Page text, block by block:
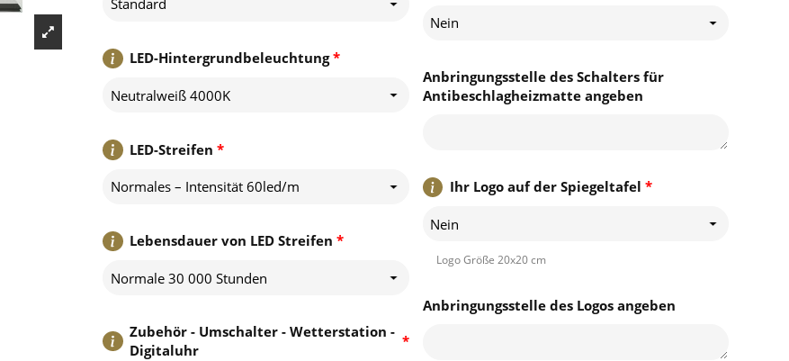
Standard
*
LED-Hintergrundbeleuchtung
Neutralweiß 4000K
*
LED-Streifen
Normales – Intensität 60led/m
*
Lebensdauer von LED Streifen
Normale 30 000 Stunden
*
Zubehör - Umschalter - Wetterstation -
Digitaluhr
Nein
Anbringungsstelle des Schalters für
Antibeschlagheizmatte angeben
*
Ihr Logo auf der Spiegeltafel
Nein
Logo Größe 20x20 cm
Anbringungsstelle des Logos angeben